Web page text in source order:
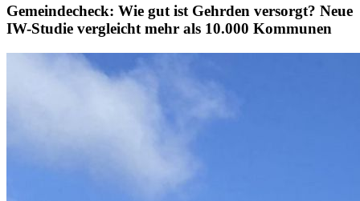
Gemeindecheck: Wie gut ist Gehrden versorgt? Neue
IW-Studie vergleicht mehr als 10.000 Kommunen